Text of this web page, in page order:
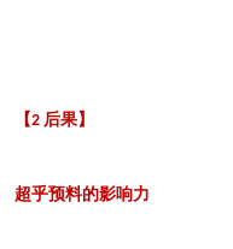
【2 后果】
超乎预料的影响力